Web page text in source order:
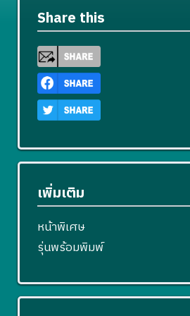
Share this
เพิ่มเติม
หน้าพิเศษ
รุ่นพร้อมพิมพ์